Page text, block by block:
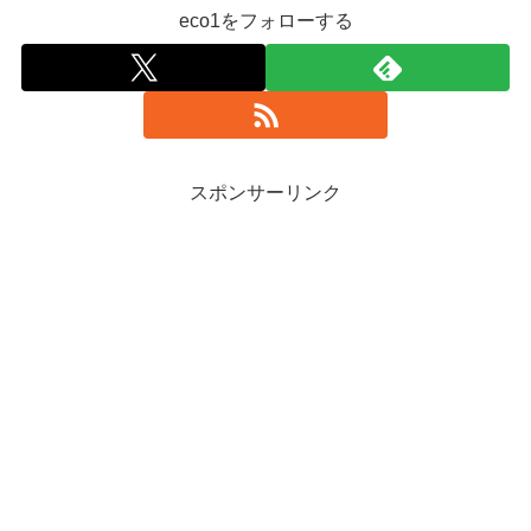
eco1をフォローする
スポンサーリンク